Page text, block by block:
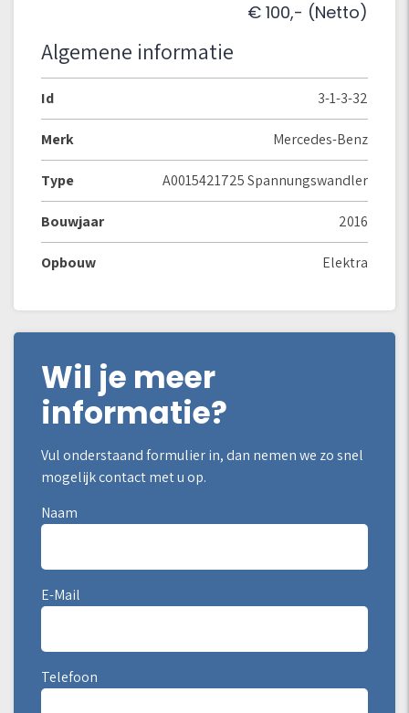
€ 100,- (Netto)
Algemene informatie
Id 3-1-3-32
Merk Mercedes-Benz
Type A0015421725 Spannungswandler
Bouwjaar 2016
Opbouw Elektra
Wil je meer
informatie?
Vul onderstaand formulier in, dan nemen we zo snel
mogelijk contact met u op.
Naam
E-Mail
Telefoon